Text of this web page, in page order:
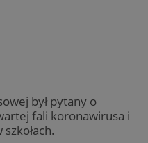
był pytany o
fali koronawirusa i